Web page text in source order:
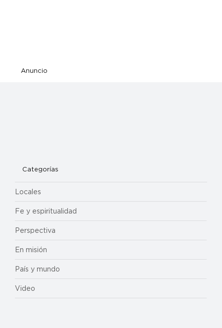
Anuncio
Categorías
Locales
Fe y espiritualidad
Perspectiva
En misión
País y mundo
Video